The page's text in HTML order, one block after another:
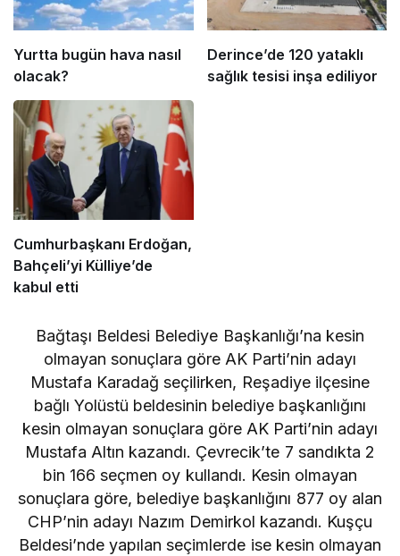
Yurtta bugün hava nasıl
olacak?
Derince’de 120 yataklı
sağlık tesisi inşa ediliyor
Cumhurbaşkanı Erdoğan,
Bahçeli’yi Külliye’de
kabul etti
Bağtaşı Beldesi Belediye Başkanlığı’na kesin
olmayan sonuçlara göre AK Parti’nin adayı
Mustafa Karadağ seçilirken, Reşadiye ilçesine
bağlı Yolüstü beldesinin belediye başkanlığını
kesin olmayan sonuçlara göre AK Parti’nin adayı
Mustafa Altın kazandı. Çevrecik’te 7 sandıkta 2
bin 166 seçmen oy kullandı. Kesin olmayan
sonuçlara göre, belediye başkanlığını 877 oy alan
CHP’nin adayı Nazım Demirkol kazandı. Kuşçu
Beldesi’nde yapılan seçimlerde ise kesin olmayan